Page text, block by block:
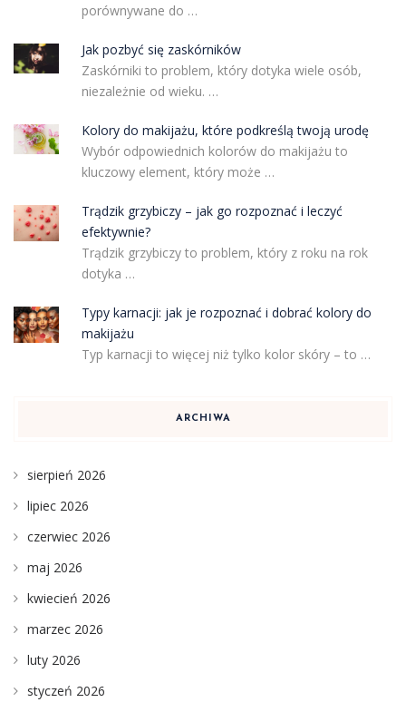
porównywane do …
Jak pozbyć się zaskórników
Zaskórniki to problem, który dotyka wiele osób,
niezależnie od wieku. …
Kolory do makijażu, które podkreślą twoją urodę
Wybór odpowiednich kolorów do makijażu to
kluczowy element, który może …
Trądzik grzybiczy – jak go rozpoznać i leczyć
efektywnie?
Trądzik grzybiczy to problem, który z roku na rok
dotyka …
Typy karnacji: jak je rozpoznać i dobrać kolory do
makijażu
Typ karnacji to więcej niż tylko kolor skóry – to …
ARCHIWA
sierpień 2026
lipiec 2026
czerwiec 2026
maj 2026
kwiecień 2026
marzec 2026
luty 2026
styczeń 2026